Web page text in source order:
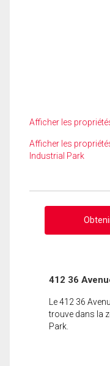
Afficher les
Afficher les
Industrial Park
412 36
Le 412 36
trouve dans la
Park.